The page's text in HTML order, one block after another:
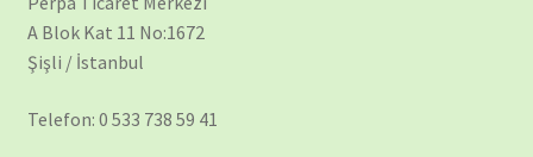
A Blok Kat 11 No:1672
Şişli / İstanbul
Telefon: 0 533 738 59 41